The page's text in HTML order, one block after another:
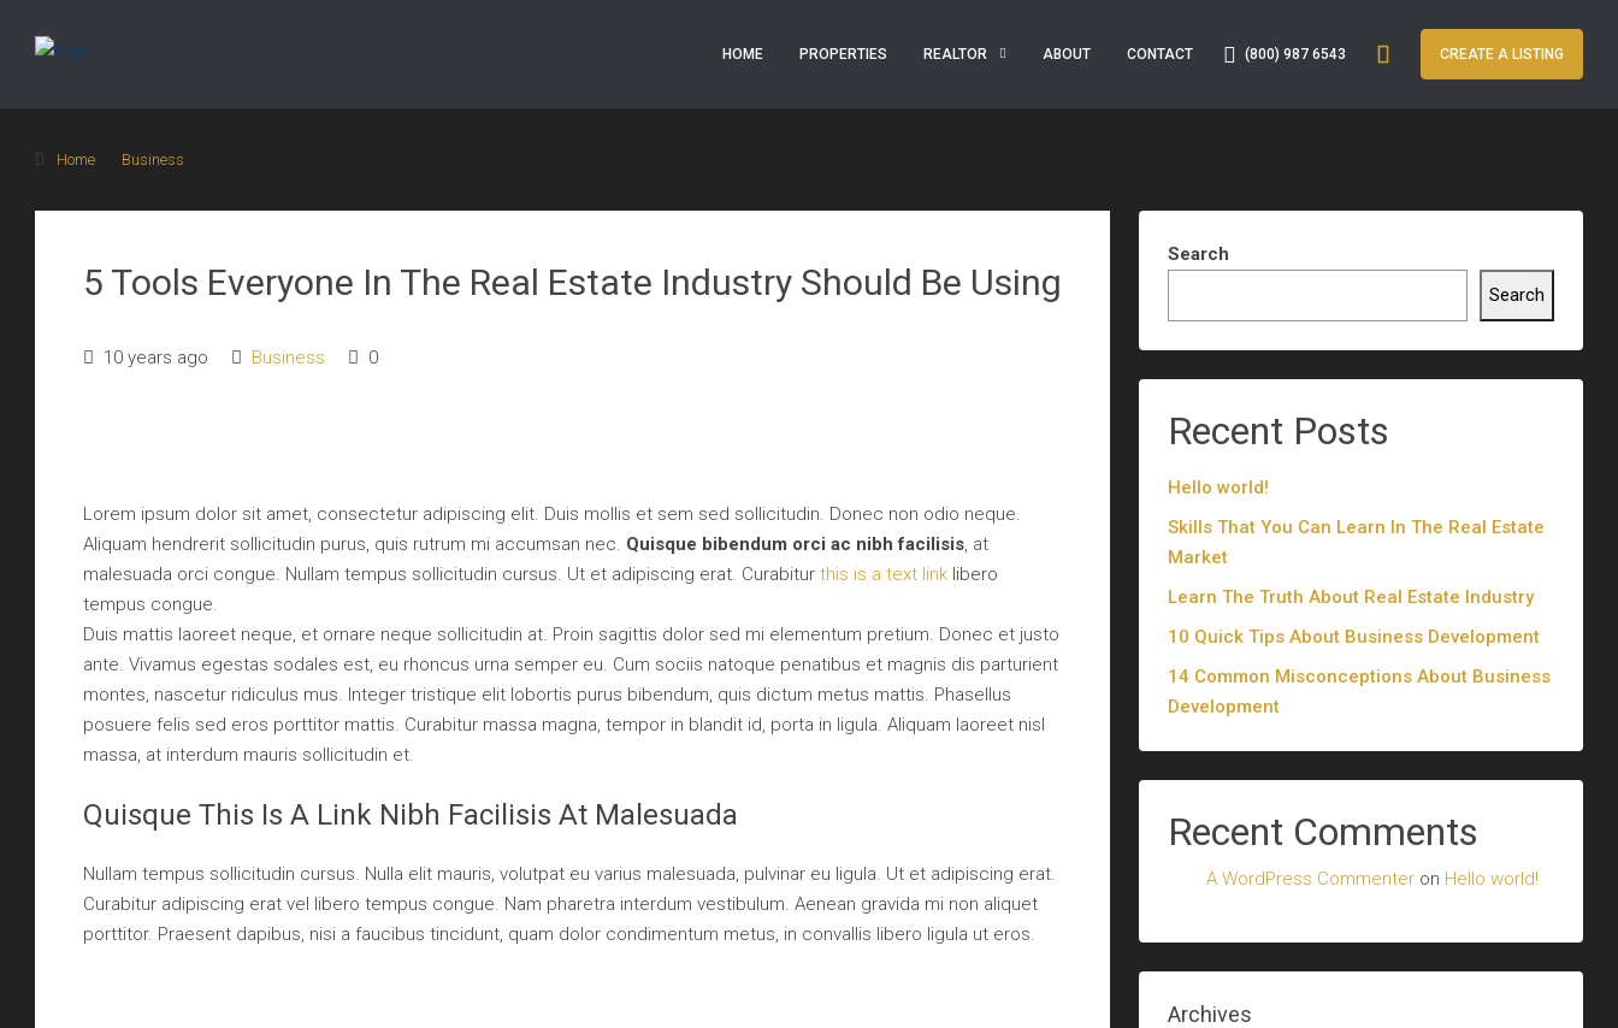
HOME PROPERTIES REALTOR ABOUT CONTACT (800) 987 6543 CREATE A LISTING
Home Business
5 Tools Everyone In The Real Estate Industry Should Be Using
10 years ago Business 0
Lorem ipsum dolor sit amet, consectetur adipiscing elit. Duis mollis et sem sed sollicitudin. Donec non odio neque.
Aliquam hendrerit sollicitudin purus, quis rutrum mi accumsan nec. Quisque bibendum orci ac nibh facilisis, at
malesuada orci congue. Nullam tempus sollicitudin cursus. Ut et adipiscing erat. Curabitur this is a text link libero
tempus congue.
Duis mattis laoreet neque, et ornare neque sollicitudin at. Proin sagittis dolor sed mi elementum pretium. Donec et justo
ante. Vivamus egestas sodales est, eu rhoncus urna semper eu. Cum sociis natoque penatibus et magnis dis parturient
montes, nascetur ridiculus mus. Integer tristique elit lobortis purus bibendum, quis dictum metus mattis. Phasellus
posuere felis sed eros porttitor mattis. Curabitur massa magna, tempor in blandit id, porta in ligula. Aliquam laoreet nisl
massa, at interdum mauris sollicitudin et.
Quisque This Is A Link Nibh Facilisis At Malesuada
Nullam tempus sollicitudin cursus. Nulla elit mauris, volutpat eu varius malesuada, pulvinar eu ligula. Ut et adipiscing erat.
Curabitur adipiscing erat vel libero tempus congue. Nam pharetra interdum vestibulum. Aenean gravida mi non aliquet
porttitor. Praesent dapibus, nisi a faucibus tincidunt, quam dolor condimentum metus, in convallis libero ligula ut eros.
Search
Search
Recent Posts
Hello world!
Skills That You Can Learn In The Real Estate
Market
Learn The Truth About Real Estate Industry
10 Quick Tips About Business Development
14 Common Misconceptions About Business
Development
Recent Comments
A WordPress Commenter on Hello world!
Archives